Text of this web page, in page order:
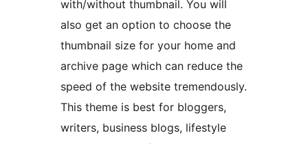
with/without thumbnail. You will
also get an option to choose the
thumbnail size for your home and
archive page which can reduce the
speed of the website tremendously.
This theme is best for bloggers,
writers, business blogs, lifestyle